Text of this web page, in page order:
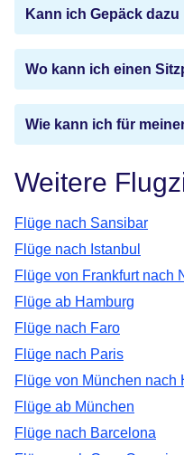
Kann ich Gepäck
Wo kann ich einen
Wie kann ich für
Weitere
Flüge nach Sansibar
Flüge nach Istanbul
Flüge von Frankfurt nach
Flüge ab Hamburg
Flüge nach Faro
Flüge nach Paris
Flüge von München nach
Flüge ab München
Flüge nach Barcelona